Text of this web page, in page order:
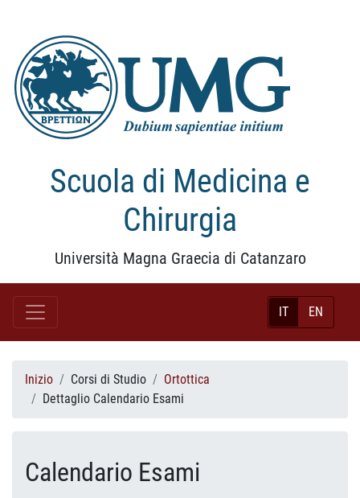
Scuola di Medicina e
Chirurgia
Università Magna Graecia di Catanzaro
IT EN
Inizio Corsi di Studio
Ortottica
Dettaglio Calendario Esami
Calendario Esami